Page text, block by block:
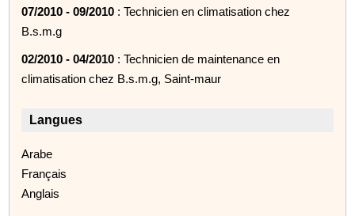
07/2010 - 09/2010 : Technicien en climatisation chez
B.s.m.g
02/2010 - 04/2010 : Technicien de maintenance en
climatisation chez B.s.m.g, Saint-maur
Langues
Arabe
Français
Anglais